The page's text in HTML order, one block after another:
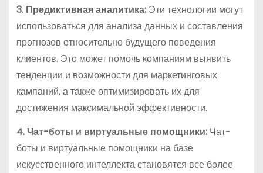
3. Предиктивная аналитика:Эти технологии могут
использоваться для анализа данных и составления
прогнозов относительно будущего поведения
клиентов. Это может помочь компаниям выявить
тенденции и возможности для маркетинговых
кампаний, а также оптимизировать их для
достижения максимальной эффективности.
4. Чат-боты и виртуальные помощники:Чат-
боты и виртуальные помощники на базе
искусственного интеллекта становятся все более